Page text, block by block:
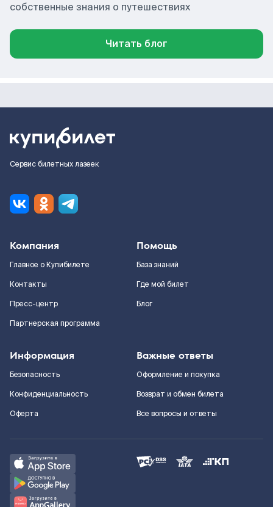
собственные знания о путешествиях
Читать блог
Сервис билетных лазеек
Компания
Главное о Купибилете
Контакты
Пресс-центр
Партнерская программа
Помощь
База знаний
Где мой билет
Блог
Информация
Безопасность
Конфиденциальность
Оферта
Важные ответы
Оформление и покупка
Возврат и обмен билета
Все вопросы и ответы